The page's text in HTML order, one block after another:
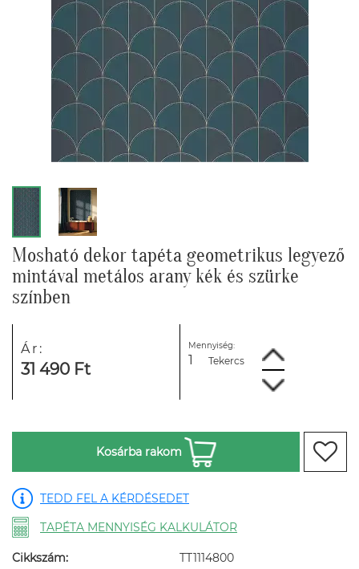
Mosható dekor tapéta geometrikus legyező
mintával metálos arany kék és szürke
színben
Ár:
31 490 Ft
Mennyiség:
Tekercs
Kosárba rakom
TEDD FEL A KÉRDÉSEDET
TAPÉTA MENNYISÉG KALKULÁTOR
Cikkszám: TT1114800